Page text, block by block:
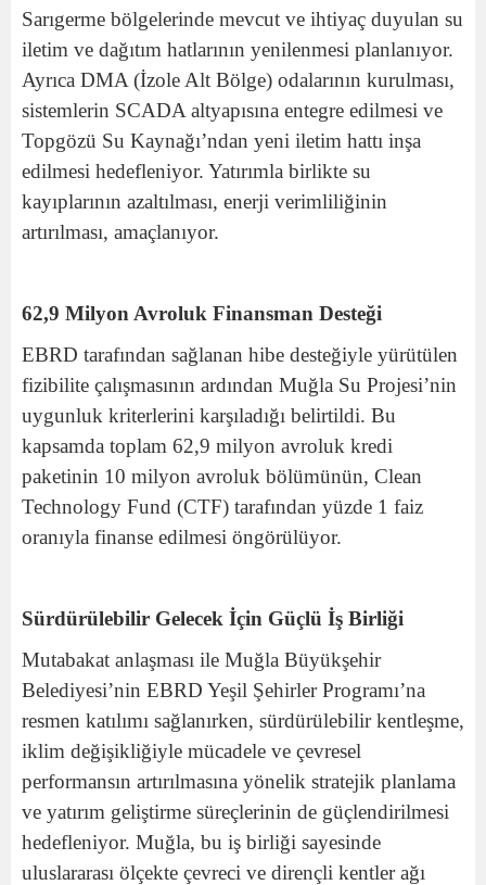
Sarıgerme bölgelerinde mevcut ve ihtiyaç duyulan su
iletim ve dağıtım hatlarının yenilenmesi planlanıyor.
Ayrıca DMA (İzole Alt Bölge) odalarının kurulması,
sistemlerin SCADA altyapısına entegre edilmesi ve
Topgözü Su Kaynağı’ndan yeni iletim hattı inşa
edilmesi hedefleniyor. Yatırımla birlikte su
kayıplarının azaltılması, enerji verimliliğinin
artırılması, amaçlanıyor.
62,9 Milyon Avroluk Finansman Desteği
EBRD tarafından sağlanan hibe desteğiyle yürütülen
fizibilite çalışmasının ardından Muğla Su Projesi’nin
uygunluk kriterlerini karşıladığı belirtildi. Bu
kapsamda toplam 62,9 milyon avroluk kredi
paketinin 10 milyon avroluk bölümünün, Clean
Technology Fund (CTF) tarafından yüzde 1 faiz
oranıyla finanse edilmesi öngörülüyor.
Sürdürülebilir Gelecek İçin Güçlü İş Birliği
Mutabakat anlaşması ile Muğla Büyükşehir
Belediyesi’nin EBRD Yeşil Şehirler Programı’na
resmen katılımı sağlanırken, sürdürülebilir kentleşme,
iklim değişikliğiyle mücadele ve çevresel
performansın artırılmasına yönelik stratejik planlama
ve yatırım geliştirme süreçlerinin de güçlendirilmesi
hedefleniyor. Muğla, bu iş birliği sayesinde
uluslararası ölçekte çevreci ve dirençli kentler ağı